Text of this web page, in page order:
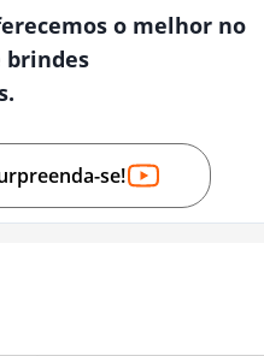
o melhor no
brindes
se!